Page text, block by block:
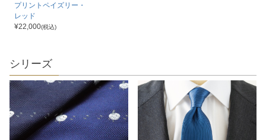
プリントペイズリー・
レッド
¥22,000(税込)
シリーズ